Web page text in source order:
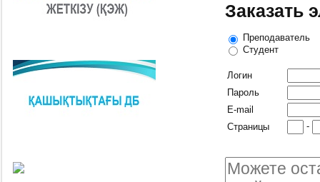
Заказать
Преподаватель
Студент
Логин
Пароль
E-mail
Страницы
-